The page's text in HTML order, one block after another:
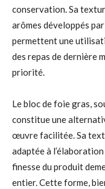
conservation. Sa
arômes développés
permettent une
des repas de dernière
priorité.
Le bloc de foie gras,
constitue une
œuvre facilitée. Sa
adaptée à
finesse du produit
entier. Cette forme,